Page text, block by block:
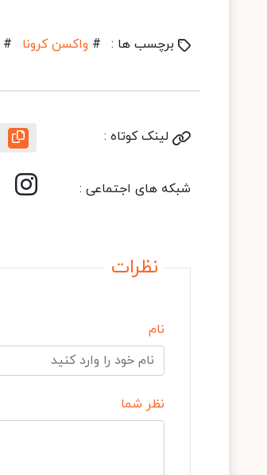
برچسب ها : # واکسن کرونا #
لینک کوتاه :
شبکه های اجتماعی :
نظرات
نام
نظر شما